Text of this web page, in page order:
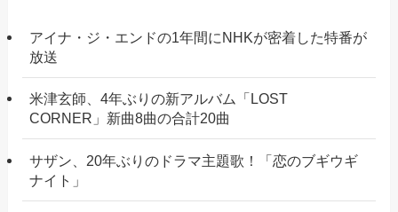
アイナ・ジ・エンドの1年間にNHKが密着した特番が
放送
米津玄師、4年ぶりの新アルバム「LOST
CORNER」新曲8曲の合計20曲
サザン、20年ぶりのドラマ主題歌！「恋のブギウギ
ナイト」